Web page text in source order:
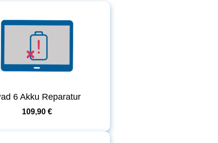
6 Akku Reparatur
109,90 €